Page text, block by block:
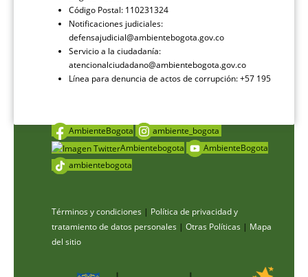
Código Postal: 110231324
Notificaciones judiciales:
defensajudicial@ambientebogota.gov.co
Servicio a la ciudadanía:
atencionalciudadano@ambientebogota.gov.co
Línea para denuncia de actos de corrupción: +57 195
AmbienteBogota
ambiente_bogota
Ambientebogota
AmbienteBogota
ambientebogota
Términos y condiciones | Política de privacidad y
tratamiento de datos personales | Otras Políticas | Mapa
del sitio